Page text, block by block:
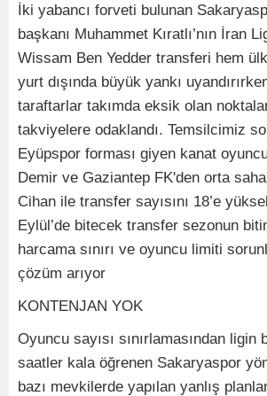
İki yabancı forveti bulunan
başkanı Muhammet Kıratlı’nın İran
Wissam Ben Yedder transferi hem
yurt dışında büyük yankı
taraftarlar takımda eksik olan
takviyelere odaklandı. Temsilcimiz
Eyüpspor forması giyen kanat
Demir ve Gaziantep FK'den orta
Cihan ile transfer sayısını 18’e
Eylül’de bitecek transfer sezonun
harcama sınırı ve oyuncu limiti
çözüm arıyor
KONTENJAN YOK
Oyuncu sayısı sınırlamasından ligin
saatler kala öğrenen Sakaryaspor
bazı mevkilerde yapılan yanlış